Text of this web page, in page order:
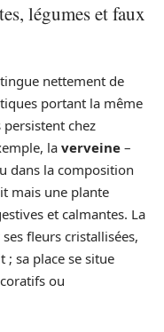
légumes et faux
nettement de
portant la même
chez
la verveine –
dans la composition
mais une plante
et calmantes. La
fleurs cristallisées,
; sa place se situe
ou